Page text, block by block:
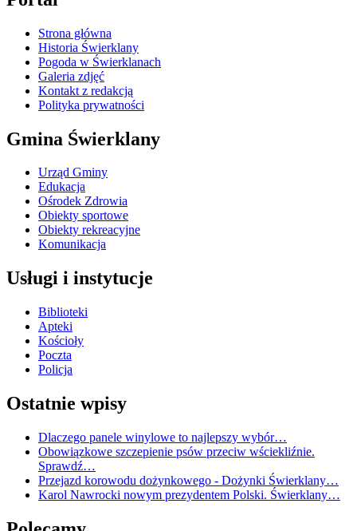
Strona główna
Historia Świerklany
Pogoda w Świerklanach
Galeria zdjęć
Kontakt z redakcją
Polityka prywatności
Gmina Świerklany
Urząd Gminy
Edukacja
Ośrodek Zdrowia
Obiekty sportowe
Obiekty rekreacyjne
Komunikacja
Usługi i instytucje
Biblioteki
Apteki
Kościoły
Poczta
Policja
Ostatnie wpisy
Dlaczego panele winylowe to najlepszy wybór…
Obowiązkowe szczepienie psów przeciw wściekliźnie.
Sprawdź…
Przejazd korowodu dożynkowego - Dożynki Świerklany…
Karol Nawrocki nowym prezydentem Polski. Świerklany…